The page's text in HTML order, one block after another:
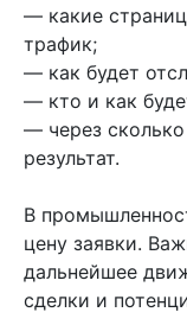
— какие
трафик;
— как будет
— кто и как
— через
результат.
В
цену заявки.
дальнейшее
сделки и